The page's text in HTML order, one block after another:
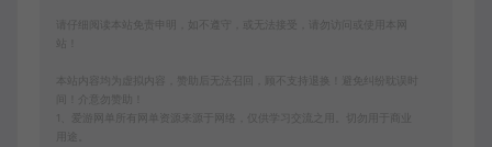
请仔细阅读本站免责申明，如不遵守，或无法接受，请勿访问或使用本网
本站内容均为虚拟内容，赞助后无法召回，顾不支持退换！避免纠纷耽误时
间！介意勿赞助！
1、爱游网单所有网单资源来源于网络，仅供学习交流之用。切勿用于商业